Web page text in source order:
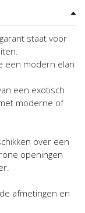
staat voor
een modern elan
een exotisch
moderne of
over een
openingen
afmetingen en